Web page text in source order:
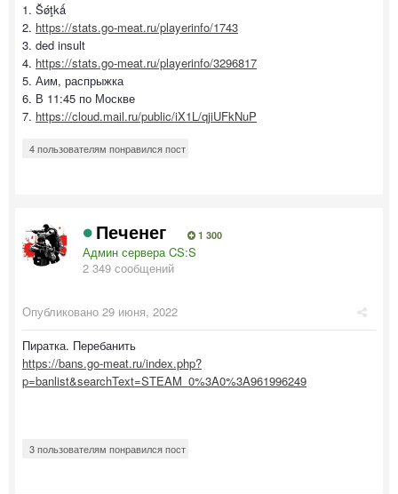
1. Šǿţkǻ
2. https://stats.go-meat.ru/playerinfo/1743
3. ded insult
4. https://stats.go-meat.ru/playerinfo/3296817
5. Аим, распрыжка
6. В 11:45 по Москве
7. https://cloud.mail.ru/public/iX1L/qjiUFkNuP
4 пользователям понравился пост
Печенег 1 300
Админ сервера CS:S
2 349 сообщений
Опубликовано 29 июня, 2022
Пиратка. Перебанить
https://bans.go-meat.ru/index.php?
p=banlist&searchText=STEAM_0%3A0%3A961996249
3 пользователям понравился пост